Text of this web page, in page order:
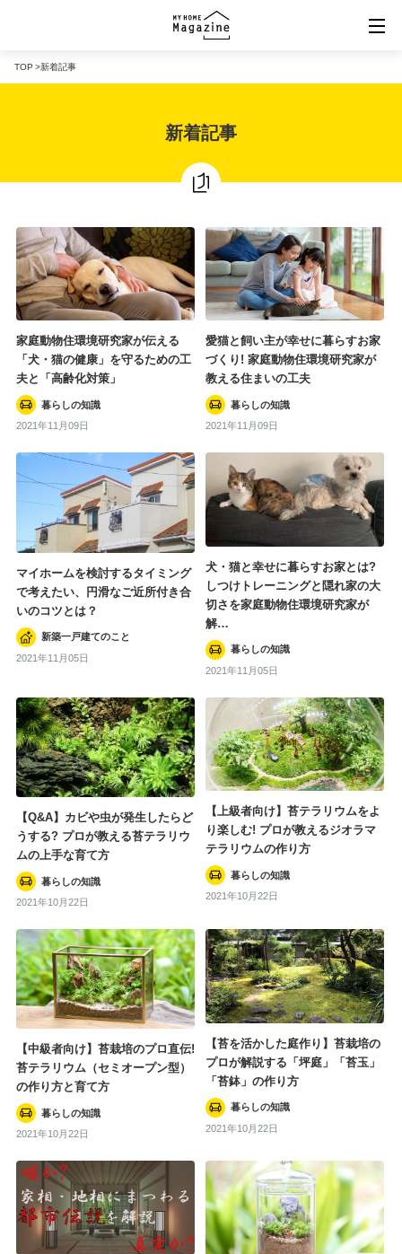
新築一戸建てのこと
住まいの知識
暮らしの知識
#一戸建て #斎藤若菜 #新築
#マイホーム
#注文住宅
#子ども
#規格住宅
#藤山哲人
タグ一覧を見る
TOP 新着記事
新着記事
家庭動物住環境研究家が伝える
「犬・猫の健康」を守るための工
夫と「高齢化対策」
暮らしの知識
2021年11月09日
愛猫と飼い主が幸せに暮らすお家
づくり! 家庭動物住環境研究家が
教える住まいの工夫
暮らしの知識
2021年11月09日
マイホームを検討するタイミング
で考えたい、円滑なご近所付き合
いのコツとは？
新築一戸建てのこと
2021年11月05日
犬・猫と幸せに暮らすお家とは?
しつけトレーニングと隠れ家の大
切さを家庭動物住環境研究家が
解…
暮らしの知識
2021年11月05日
【Q&A】カビや虫が発生したらど
うする? プロが教える苔テラリウ
ムの上手な育て方
暮らしの知識
2021年10月22日
【上級者向け】苔テラリウムをよ
り楽しむ! プロが教えるジオラマ
テラリウムの作り方
暮らしの知識
2021年10月22日
【中級者向け】苔栽培のプロ直伝!
苔テラリウム（セミオープン型）
の作り方と育て方
暮らしの知識
2021年10月22日
【苔を活かした庭作り】苔栽培の
プロが解説する「坪庭」「苔玉」
「苔鉢」の作り方
暮らしの知識
2021年10月22日